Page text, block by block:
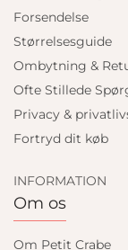
Forsendelse
Størrelsesguide
Ombytning &
Ofte Stillede
Privacy &
Fortryd dit køb
INFORMATION
Om os
Om Petit Crabe